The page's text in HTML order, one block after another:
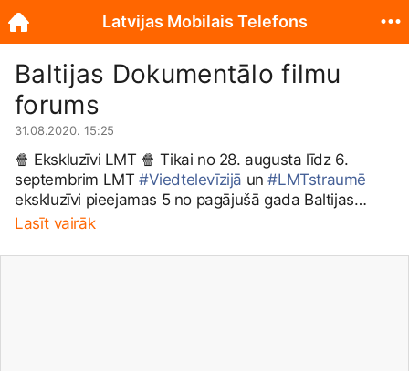
Baltijas Dokumentālo filmu
forums
31.08.2020. 15:25
🍿 Ekskluzīvi LMT 🍿 Tikai no 28. augusta līdz 6.
septembrim LMT #Viedtelevīzijā un#LMTstraumē
ekskluzīvi pieejamas 5 no pagājušā gada Baltijas
Dokumentālā filmu foruma lieliskajām filmām: 🎦
Medus zeme (Honeyland) 🎦 Molenbēkas dievi (Gods
Lasīt vairāk
Latvijas Mobilais Telefons